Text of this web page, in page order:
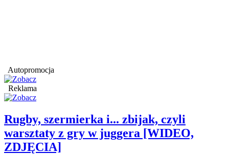
Autopromocja
Reklama
Rugby, szermierka i... zbijak, czyli
warsztaty z gry w juggera [WIDEO,
ZDJĘCIA]